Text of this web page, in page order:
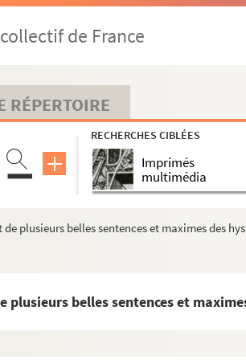
de France
RÉPERTOIRE
RECHERCHES CIBLÉES
Imprimés
multimédia
plusieurs belles sentences et maximes des
belles sentences et
sacrae theologiae candidatorum scholastica
Q. »
magistro domino Pyrot, professore Sorbonico.
magistro domino Pyrot, professore
Vierge Marie, mère de Dieu, qui contient la